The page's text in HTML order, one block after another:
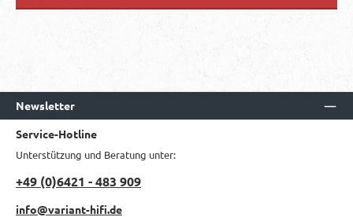
Newsletter
Service-Hotline
Unterstützung und Beratung unter:
+49 (0)6421 - 483 909
info@variant-hifi.de